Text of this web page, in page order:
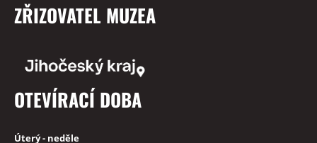
ZŘIZOVATEL MUZEA
OTEVÍRACÍ DOBA
Úterý - neděle